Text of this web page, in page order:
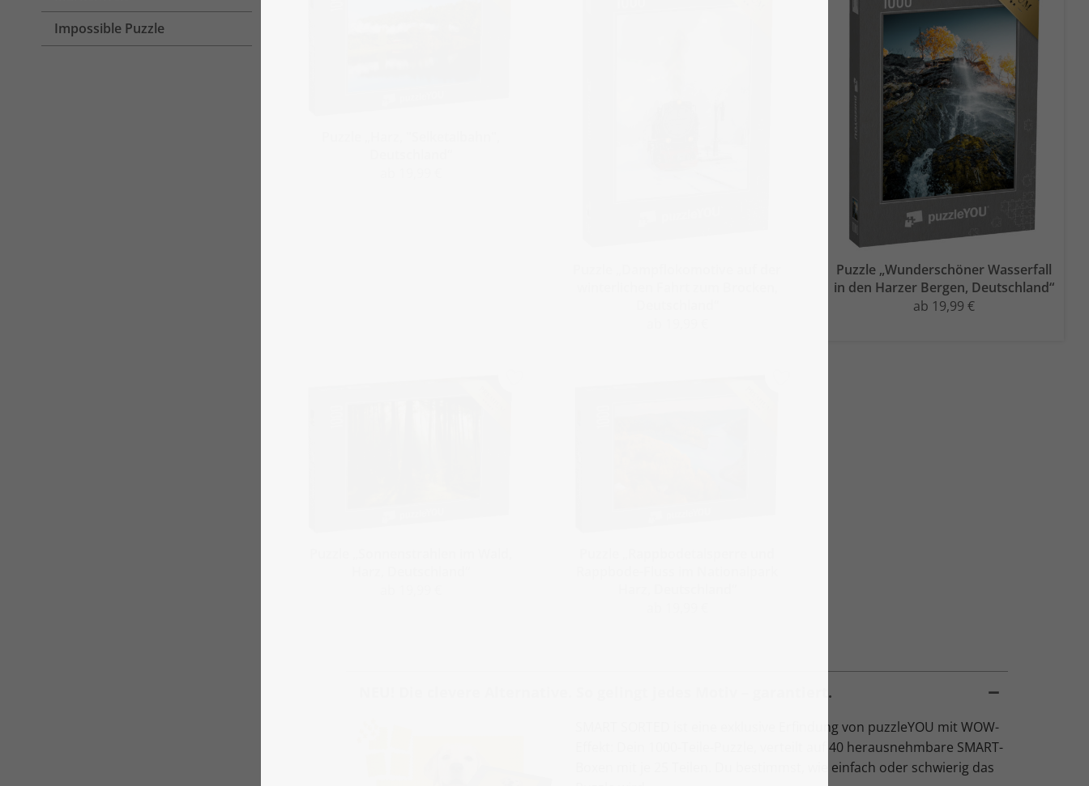
Impossible Puzzle
Puzzle „Wunderschöner Wasserfall
in den Harzer Bergen, Deutschland“
ab 19,99 €
NEU! Die clevere Alternative. So gelingt jedes Motiv – garantiert.
SMART SORTED ist eine exklusive Erfindung von puzzleYOU mit WOW-
Effekt: Dein 1000-Teile-Puzzle, verteilt auf 40 herausnehmbare SMART-
Boxen mit je 25 Teilen. Du bestimmst, wie einfach oder schwierig das